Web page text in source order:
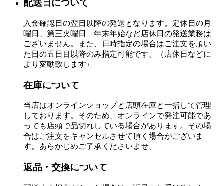
配送日について
入金確認日の翌日以降の発送となります。定休日の月
曜日、第三火曜日、年末年始など店休日の発送業務は
ございません。また、日時指定の場合はご注文を頂い
た日の五日目以降のみ指定可能です。（店休日などに
より変動致します）
在庫について
当店はオンラインショップと店頭在庫と一括して管理
しております。そのため、オンラインで発注可能であ
っても店頭で品切れしている場合があります。その場
合はご注文をキャンセルさせて頂く場合がございま
す。あらかじめご了承くださいませ。
返品・交換について